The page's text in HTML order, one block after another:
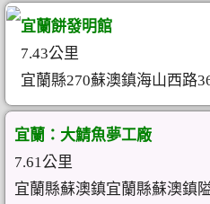
宜蘭餅發明館
7.43公里
宜蘭縣270蘇澳鎮海山西路
宜蘭：大鯖魚夢工廠
7.61公里
宜蘭縣蘇澳鎮宜蘭縣蘇澳鎮